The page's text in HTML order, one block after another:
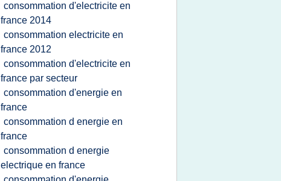
consommation d'electricite en
france 2014
consommation electricite en
france 2012
consommation d'electricite en
france par secteur
consommation d'energie en
france
consommation d energie en
france
consommation d energie
electrique en france